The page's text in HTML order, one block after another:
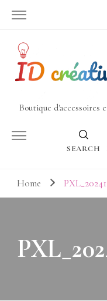
Boutique d'accessoires
SEARCH
Home